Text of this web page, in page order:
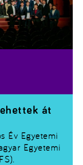
Év Egyetemi
Egyetemi
át